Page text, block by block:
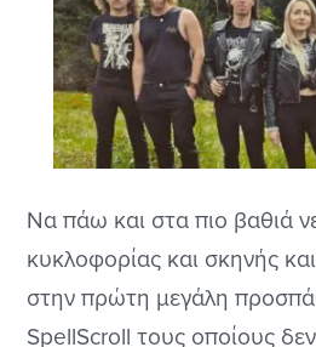
Να πάω και στα πιο βαθιά
κυκλοφορίας και σκηνής
στην πρώτη μεγάλη
SpellScroll τους οποίους